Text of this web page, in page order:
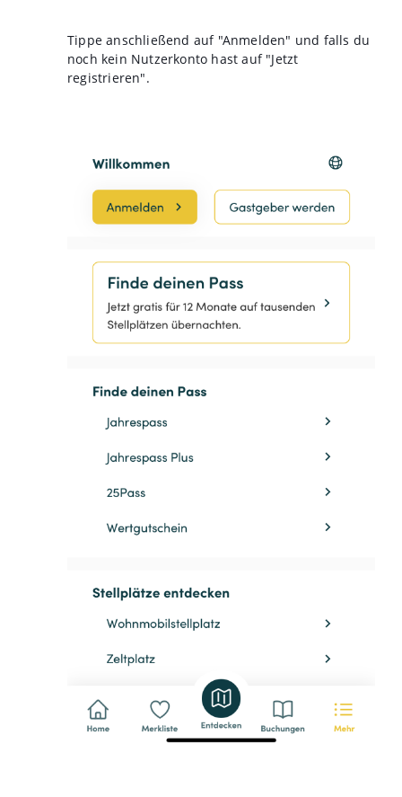
Tippe anschließend auf "Anmelden" und falls du
noch kein Nutzerkonto hast auf "Jetzt
registrieren".